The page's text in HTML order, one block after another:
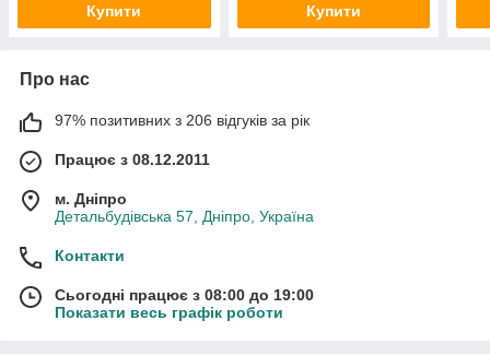
Купити Купити
Про нас
97% позитивних з 206 відгуків за рік
Працює з 08.12.2011
м. Дніпро
Детальбудівська 57, Дніпро, Україна
Контакти
Сьогодні працює з 08:00 до 19:00
Показати весь графік роботи